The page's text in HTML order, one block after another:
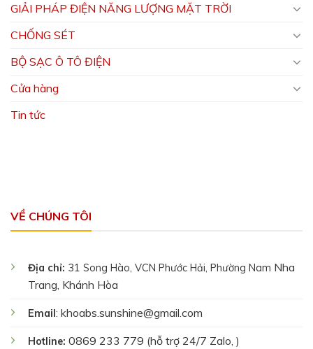
GIẢI PHÁP ĐIỆN NĂNG LƯỢNG MẶT TRỜI
CHỐNG SÉT
BỘ SẠC Ô TÔ ĐIỆN
Cửa hàng
Tin tức
VỀ CHÚNG TÔI
Địa chỉ: 31 Song Hào, VCN Phước Hải, Phường Nam Nha
Trang, Khánh Hòa
Email : khoabs.sunshine@gmail.com
Hotline: 0869 233 779 (hỗ trợ 24/7 Zalo, )